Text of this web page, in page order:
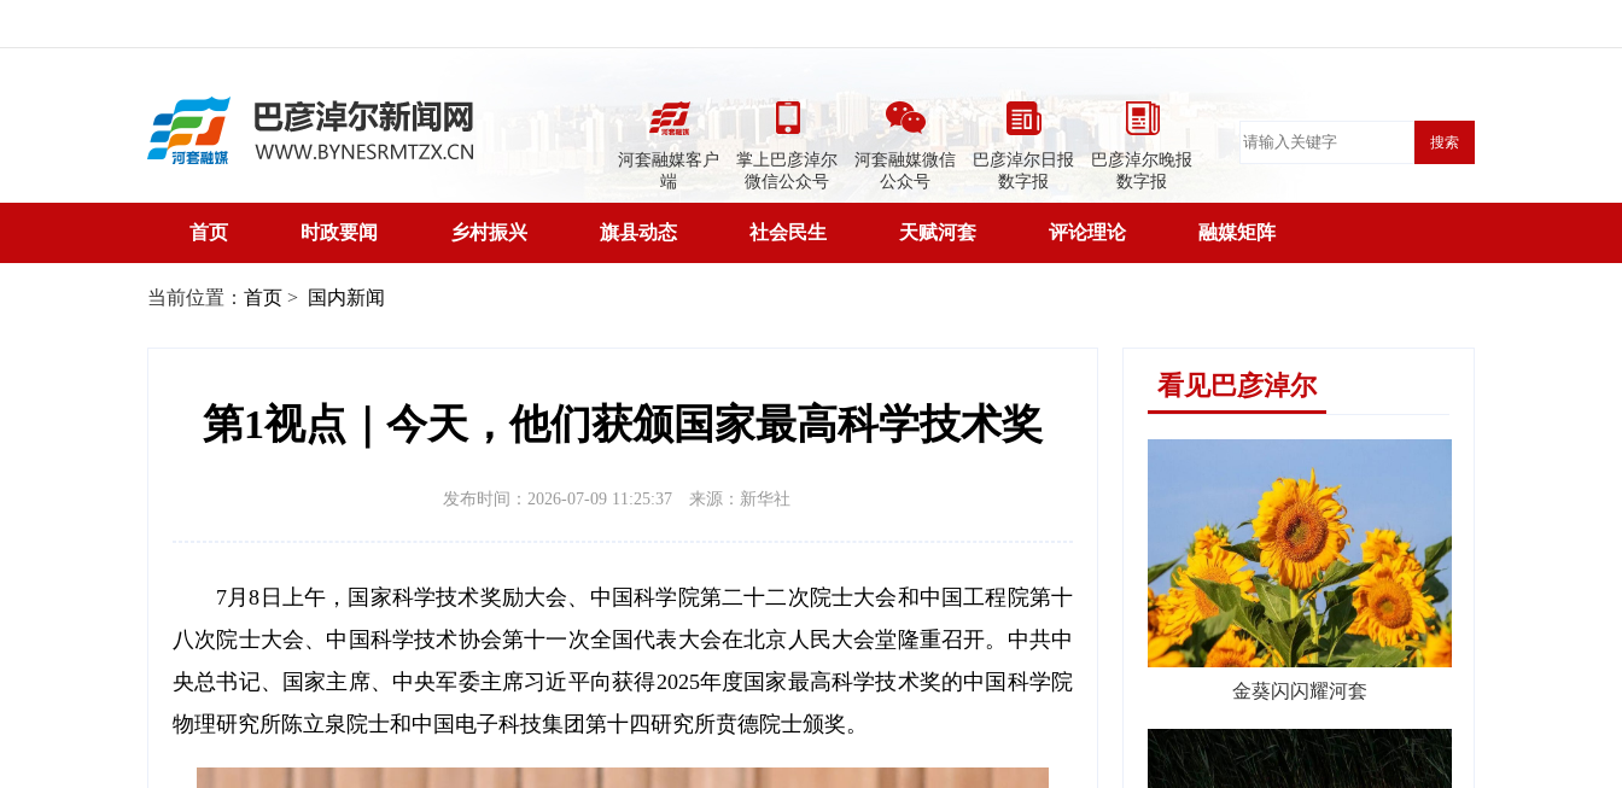
河套融媒客户
端
掌上巴彦淖尔
微信公众号
河套融媒微信
公众号
巴彦淖尔日报
数字报
巴彦淖尔晚报
数字报
搜索
首页 时政要闻 乡村振兴 旗县动态 社会民生 天赋河套 评论理论 融媒矩阵
当前位置： 首页 > 国内新闻
第1视点｜今天，他们获颁国家最高科学技术奖
发布时间：2026-07-09 11:25:37 来源：新华社
7月8日上午，国家科学技术奖励大会、中国科学院第二十二次院士大会和中国工程院第十
八次院士大会、中国科学技术协会第十一次全国代表大会在北京人民大会堂隆重召开。中共中
央总书记、国家主席、中央军委主席习近平向获得2025年度国家最高科学技术奖的中国科学院
物理研究所陈立泉院士和中国电子科技集团第十四研究所贲德院士颁奖。
看见巴彦淖尔
金葵闪闪耀河套